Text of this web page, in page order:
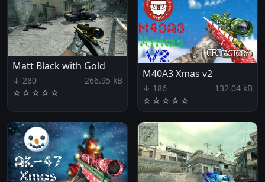
Matt Black with Gold
↓ 280
266.95 kB
☆ ☆ ☆ ☆ ☆
M40A3 Xmas v2
↓ 186
132.04 kB
☆ ☆ ☆ ☆ ☆